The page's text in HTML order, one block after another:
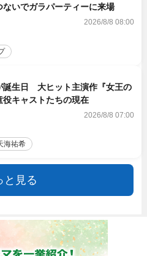
ないでガラパーティーに来場
2026/8/8 08:00
誕生日 大ヒット主演作『女王の
役キャストたちの現在
2026/8/8 07:00
海祐希
と見る